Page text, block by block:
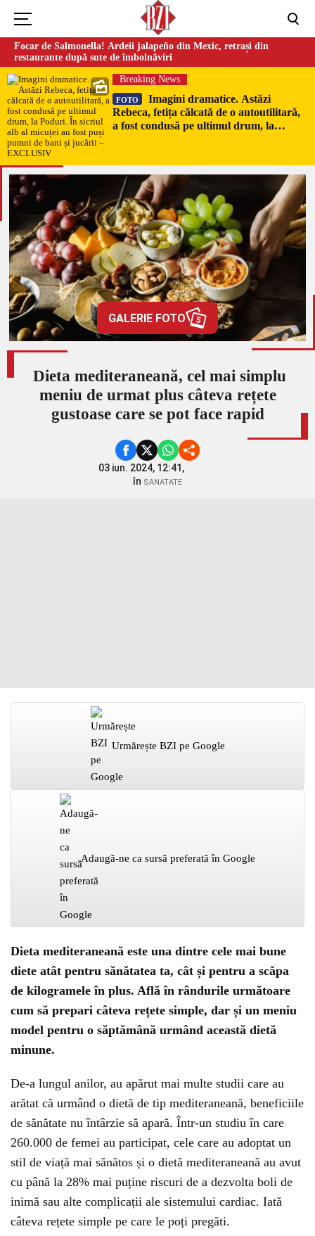
Focar de Salmonella! Ardeii jalapeño din Mexic, retrași din
restaurante după sute de îmbolnăviri
Breaking News
FOTO
Imagini dramatice. Astăzi
Rebeca, fetița călcată de o autoutilitară,
a fost condusă pe ultimul drum, la
EXCLUSIV
GALERIE FOTO 5
Dieta mediteraneană, cel mai simplu
meniu de urmat plus câteva rețete
gustoase care se pot face rapid
03 iun. 2024, 12:41,
în SANATATE
Urmărește BZI pe Google
Adaugă-ne ca sursă preferată în Google
Dieta mediteraneană este una dintre cele mai bune
diete atât pentru sănătatea ta, cât și pentru a scăpa
de kilogramele în plus. Află în rândurile următoare
cum să prepari câteva rețete simple, dar și un meniu
model pentru o săptămână urmând această dietă
minune.
De-a lungul anilor, au apărut mai multe studii care au
arătat că urmând o dietă de tip mediteraneană, beneficiile
de sănătate nu întârzie să apară. Într-un studiu în care
260.000 de femei au participat, cele care au adoptat un
stil de viață mai sănătos și o dietă mediteraneană au avut
cu până la 28% mai puține riscuri de a dezvolta boli de
inimă sau alte complicații ale sistemului cardiac. Iată
câteva rețete simple pe care le poți pregăti.